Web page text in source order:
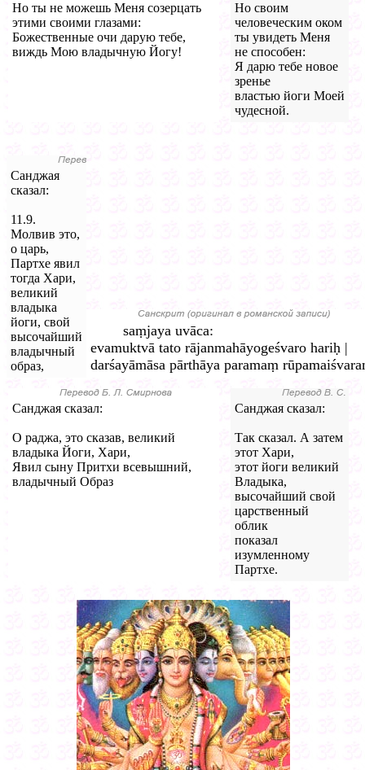
Но ты не можешь Меня созерцать
этими своими глазами:
Божественные очи дарую тебе,
виждь Мою владычную Йогу!
Но своим
человеческим оком
ты увидеть Меня
не способен:
Я дарю тебе новое
зренье
властью йоги Моей
чудесной.
Санджая
сказал:
11.9.
Молвив это,
о царь,
Партхе явил
тогда Хари,
великий
владыка
йоги, свой
высочайший
владычный
образ,
saṃjaya uvāca:
evamuktvā tato rājanmahāyogeśvaro hariḥ |
darśayāmāsa pārthāya paramaṃ
Санджая сказал:
О раджа, это сказав, великий
владыка Йоги, Хари,
Явил сыну Притхи всевышний,
владычный Образ
Санджая сказал:
Так сказал. А затем
этот Хари,
этот йоги великий
Владыка,
высочайший свой
царственный
облик
показал
изумленному
Партхе.